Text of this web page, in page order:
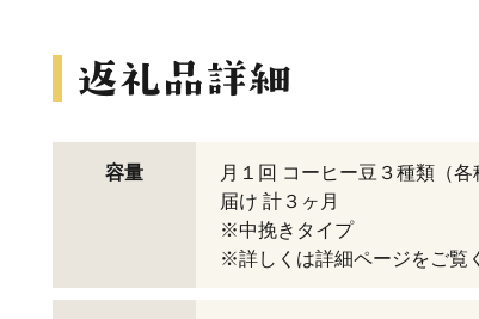
容量
月１回 コーヒー豆３種類（
届け 計３ヶ月
※中挽きタイプ
※詳しくは詳細ページをご覧